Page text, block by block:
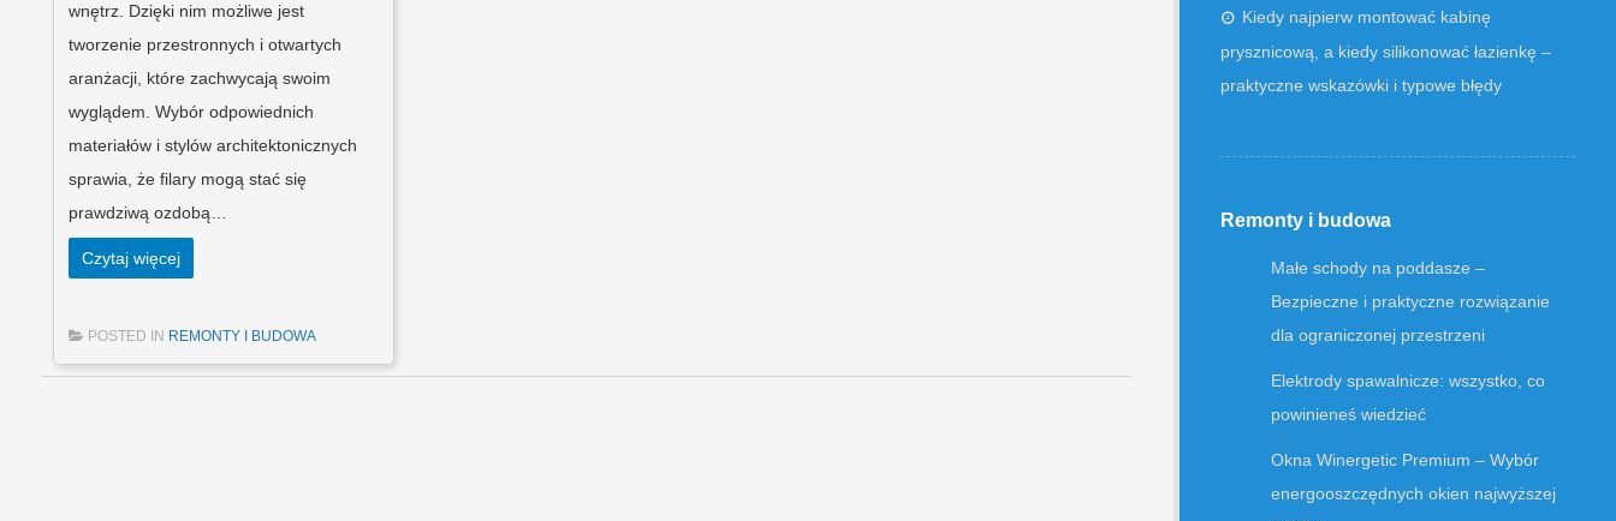
wnętrz. Dzięki nim możliwe jest
tworzenie przestronnych i otwartych
aranżacji, które zachwycają swoim
wyglądem. Wybór odpowiednich
materiałów i stylów architektonicznych
sprawia, że filary mogą stać się
prawdziwą ozdobą…
Czytaj więcej
POSTED IN REMONTY I BUDOWA
Kiedy najpierw montować kabinę
prysznicową, a kiedy silikonować łazienkę –
praktyczne wskazówki i typowe błędy
Remonty i budowa
Małe schody na poddasze –
Bezpieczne i praktyczne rozwiązanie
dla ograniczonej przestrzeni
Elektrody spawalnicze: wszystko, co
powinieneś wiedzieć
Okna Winergetic Premium – Wybór
energooszczędnych okien najwyższej